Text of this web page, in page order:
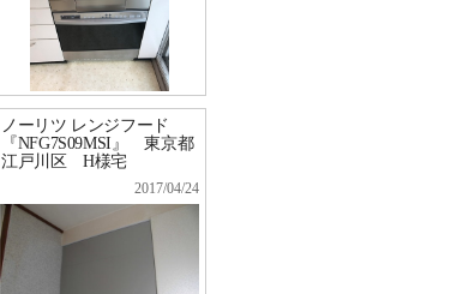
ノーリツ レンジフード
『NFG7S09MSI』 東京都
江戸川区 H様宅
2017/04/24